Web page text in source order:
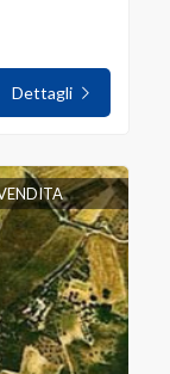
Dettagli